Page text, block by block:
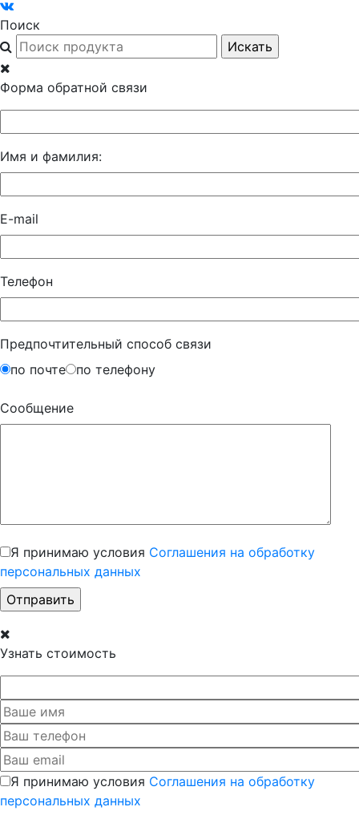
Поиск
Форма обратной связи
Имя и фамилия:
E-mail
Телефон
Предпочтительный способ связи
по почте
по телефону
Сообщение
Я принимаю условия Соглашения на обработку
персональных данных
Узнать стоимость
Я принимаю условия Соглашения на обработку
персональных данных